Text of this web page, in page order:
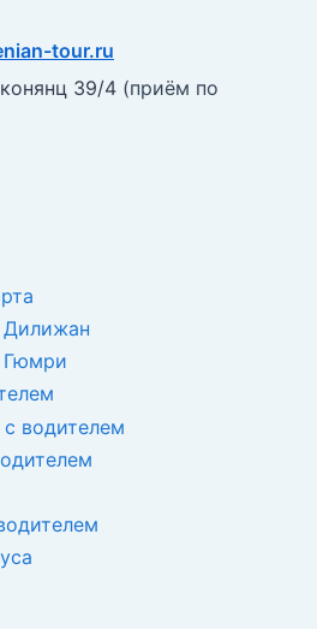
tour.ru
39/4 (приём по
Гюмри
водителем